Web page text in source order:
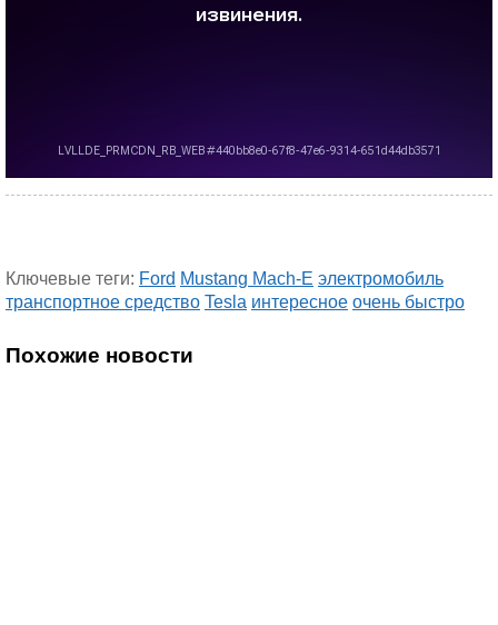
Ключевые теги: Ford Mustang Mach-E электромобиль
транспортное средство Tesla интересное очень быстро
Похожие новости